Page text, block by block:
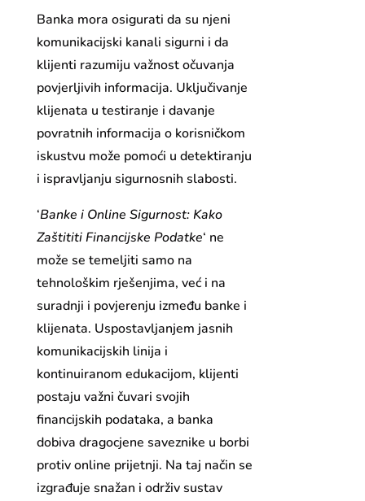
Banka mora osigurati da su njeni
komunikacijski kanali sigurni i da
klijenti razumiju važnost očuvanja
povjerljivih informacija. Uključivanje
klijenata u testiranje i davanje
povratnih informacija o korisničkom
iskustvu može pomoći u detektiranju
i ispravljanju sigurnosnih slabosti.
‘Banke i Online Sigurnost: Kako
Zaštititi Financijske Podatke‘ ne
može se temeljiti samo na
tehnološkim rješenjima, već i na
suradnji i povjerenju između banke i
klijenata. Uspostavljanjem jasnih
komunikacijskih linija i
kontinuiranom edukacijom, klijenti
postaju važni čuvari svojih
financijskih podataka, a banka
dobiva dragocjene saveznike u borbi
protiv online prijetnji. Na taj način se
izgrađuje snažan i održiv sustav